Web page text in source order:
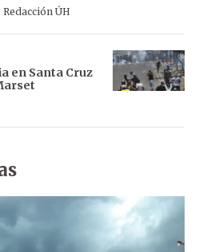
Redacción ÚH
en Santa Cruz